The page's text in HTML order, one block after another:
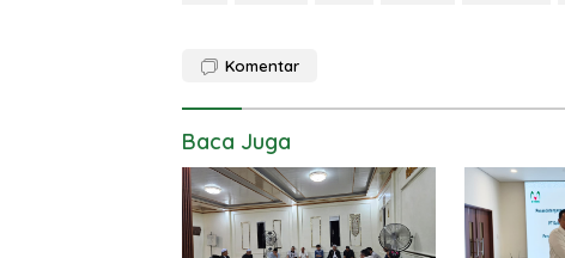
Komentar
Baca Juga